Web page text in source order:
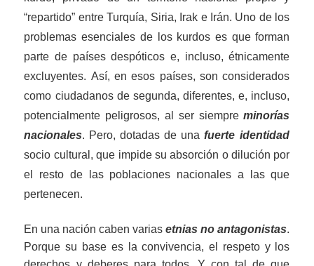
“repartido” entre Turquía, Siria, Irak e Irán. Uno de los
problemas esenciales de los kurdos es que forman
parte de países despóticos e, incluso, étnicamente
excluyentes. Así, en esos países, son considerados
como ciudadanos de segunda, diferentes, e, incluso,
potencialmente peligrosos, al ser siempreminorías
nacionales. Pero, dotadas de unafuerte identidad
socio cultural, que impide su absorción o dilución por
el resto de las poblaciones nacionales a las que
pertenecen.
En una nación caben variasetnias no antagonistas.
Porque su base es la convivencia, el respeto y los